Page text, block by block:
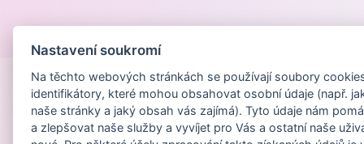
Nastavení soukromí
Na těchto webových stránkách se používají soubory
identifikátory, které mohou obsahovat osobní údaje (např.
naše stránky a jaký obsah vás zajímá). Tyto údaje nám
a zlepšovat naše služby a vyvíjet pro Vás a ostatní naše